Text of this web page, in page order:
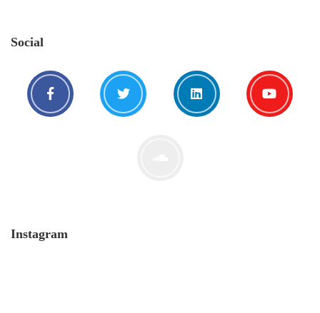
Social
Instagram